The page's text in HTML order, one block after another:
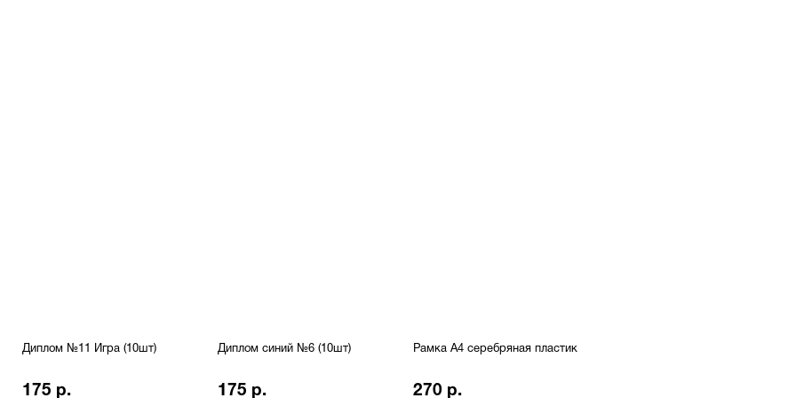
Диплом №11 Игра (10шт)
175 р.
Диплом синий №6 (10шт)
175 р.
Рамка A4 серебряная пластик
270 р.